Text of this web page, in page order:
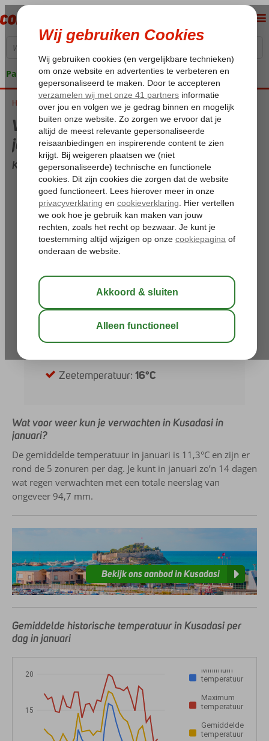
Pakketgarantie
Home Weer en temperatuur in Kusadasi in januari
Weer en temperatuur in Kusadasi in
januari
Kusadasi overzicht voor januari
Maximum temperatuur:15,1°C
Minimum temperatuur (nacht):6,8°C
Dagen met regen:
Neerslag:94,7 mm
Zonuren per dag:5
Zeetemperatuur:16°C
Wat voor weer kun je verwachten in Kusadasi in
januari?
De gemiddelde temperatuur in januari is 11,3°C en zijn er
rond de 5 zonuren per dag. Je kunt in januari zo’n 14 dagen
wat regen verwachten met een totale neerslag van
ongeveer 94,7 mm.
Bekijk ons aanbod in Kusadasi
Gemiddelde historische temperatuur in Kusadasi per
dag in januari
Minimum
temperatuur
Maximum
temperatuur
Gemiddelde
temperatuur
15
20